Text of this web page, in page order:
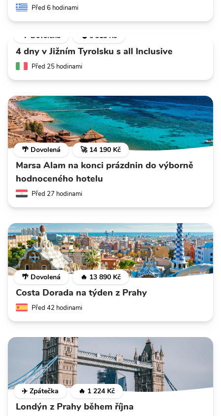
Před 6 hodinami
🌴 Dovolená 💣 6 318 Kč
4 dny v Jižním Tyrolsku s all Inclusive
Před 25 hodinami
🌴 Dovolená 🚀 14 190 Kč
Marsa Alam na konci prázdnin do výborně
hodnoceného hotelu
Před 27 hodinami
🌴 Dovolená 🔥 13 890 Kč
Costa Dorada na týden z Prahy
Před 42 hodinami
✈️ Zpátečka 🔥 1 224 Kč
Londýn z Prahy během října